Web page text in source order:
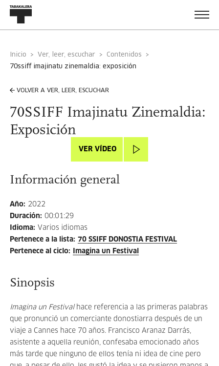
Inicio Ver, leer, escuchar
Contenidos
70ssiff imajinatu zinemaldia: exposición
VOLVER A VER, LEER, ESCUCHAR
70SSIFF Imajinatu Zinemaldia:
Exposición
VER VÍDEO
Información general
Año: 2022
Duración: 00:01:29
Idioma: Varios idiomas
Pertenece a la lista: 70 SSIFF DONOSTIA FESTIVAL
Pertenece al ciclo: Imagina un Festival
Sinopsis
Imagina un Festivalhace referencia a las primeras palabras
que pronunció un comerciante donostiarra después de un
viaje a Cannes hace 70 años. Francisco Aranaz Darrás,
asistente a aquella reunión, confesaba emocionado años
más tarde que ninguno de ellos tenía ni idea de cine pero